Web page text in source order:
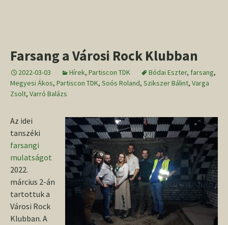
Farsang a Városi Rock Klubban
2022-03-03 Hírek, Partiscon TDK Bódai Eszter, farsang,
Megyesi Ákos, Partiscon TDK, Soós Roland, Szikszer Bálint, Varga
Zsolt, Varró Balázs
Az idei
tanszéki
farsangi
mulatságot
2022.
március 2-án
tartottuk a
Városi Rock
Klubban. A